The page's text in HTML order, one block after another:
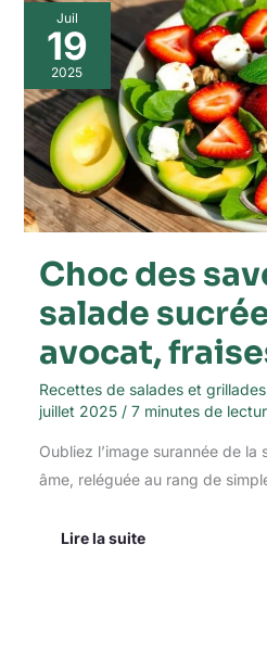
Juil
19
2025
Choc des
salade
avocat,
Recettes de salades et grillades
juillet 2025 / 7 minutes de
Oubliez l’image surannée de la
âme, reléguée au rang de
Choc
des
saveurs
:
salade
sucrée-
salée
avocat,
fraises
et
feta
Lire la suite